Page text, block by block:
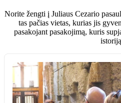
Norite žengti į Juliaus Cezario
tas pačias vietas, kurias jis
pasakojant pasakojimą, kuris